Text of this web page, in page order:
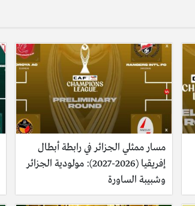
مسار ممثلي الجزائر في رابطة أبطال
إفريقيا (2026-2027): مولودية الجزائر
وشبيبة الساورة